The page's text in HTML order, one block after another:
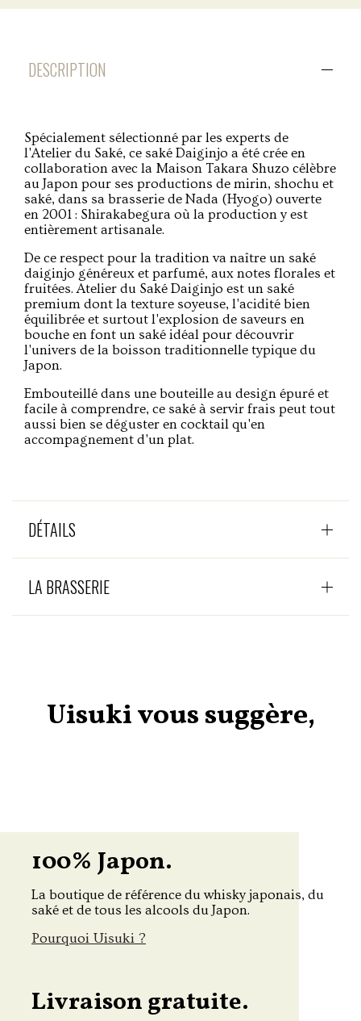
DESCRIPTION
Spécialement sélectionné par les experts de
l'Atelier du Saké, ce saké Daiginjo a été crée en
collaboration avec la Maison Takara Shuzo célèbre
au Japon pour ses productions de mirin, shochu et
saké, dans sa brasserie de Nada (Hyogo) ouverte
en 2001 : Shirakabegura où la production y est
entièrement artisanale.
De ce respect pour la tradition va naître un saké
daiginjo généreux et parfumé, aux notes florales et
fruitées. Atelier du Saké Daiginjo est un saké
premium dont la texture soyeuse, l'acidité bien
équilibrée et surtout l'explosion de saveurs en
bouche en font un saké idéal pour découvrir
l'univers de la boisson traditionnelle typique du
Japon.
Embouteillé dans une bouteille au design épuré et
facile à comprendre, ce saké à servir frais peut tout
aussi bien se déguster en cocktail qu'en
accompagnement d'un plat.
DÉTAILS
LA BRASSERIE
Uisuki vous suggère,
100% Japon.
La boutique de référence du whisky japonais, du
saké et de tous les alcools du Japon.
Pourquoi Uisuki ?
Livraison gratuite.